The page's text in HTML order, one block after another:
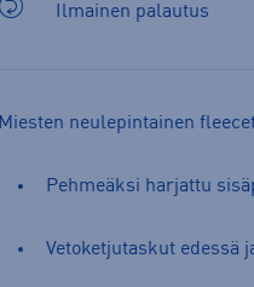
Ilmainen palautus
Miesten neulepintainen
Pehmeäksi harjattu
Vetoketjutaskut edessä